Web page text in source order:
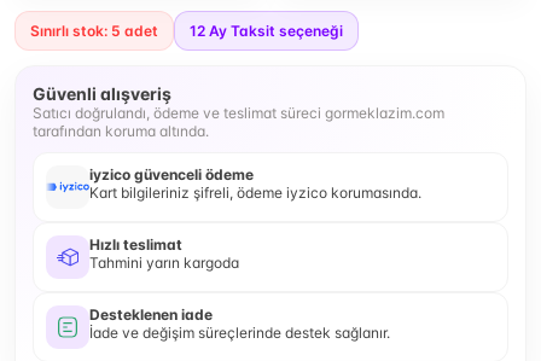
Sınırlı stok: 5 adet 12 Ay Taksit seçeneği
Güvenli alışveriş
Satıcı doğrulandı, ödeme ve teslimat süreci gormeklazim.com
tarafından koruma altında.
iyzico güvenceli ödeme
Kart bilgileriniz şifreli, ödeme iyzico korumasında.
Hızlı teslimat
Tahmini yarın kargoda
Desteklenen iade
İade ve değişim süreçlerinde destek sağlanır.